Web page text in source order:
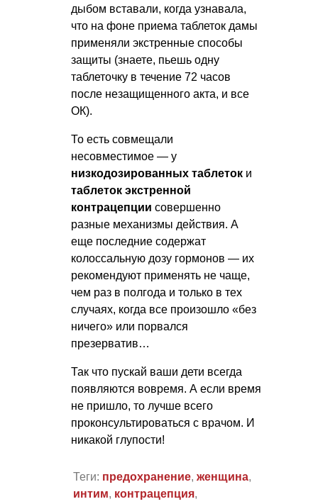
дыбом вставали, когда узнавала,
что на фоне приема таблеток дамы
применяли экстренные способы
защиты (знаете, пьешь одну
таблеточку в течение 72 часов
после незащищенного акта, и все
ОК).
То есть совмещали
несовместимое — у
низкодозированных таблеток и
таблеток экстренной
контрацепции совершенно
разные механизмы действия. А
еще последние содержат
колоссальную дозу гормонов — их
рекомендуют применять не чаще,
чем раз в полгода и только в тех
случаях, когда все произошло «без
ничего» или порвался
презерватив…
Так что пускай ваши дети всегда
появляются вовремя. А если время
не пришло, то лучше всего
проконсультироваться с врачом. И
никакой глупости!
Теги: предохранение, женщина,
интим, контрацепция,